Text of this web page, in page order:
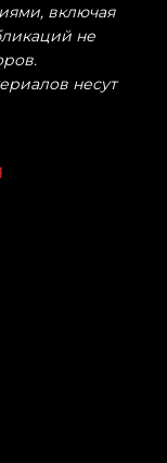
включая
не
несут